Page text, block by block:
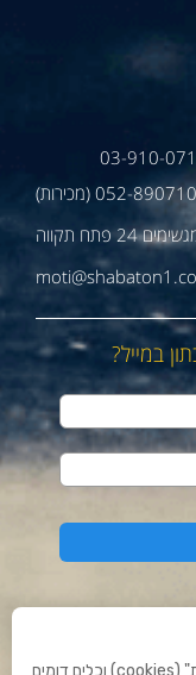
03-910-
8907103 (מכירות)
במייל?
לידיעתכם, באתר זה נעשה שימוש ב"קבצי עוגיות" (cookies) וכלים דומים